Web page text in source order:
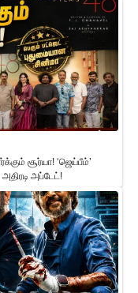
சூர்யா! ‘ஜெய்பீம்’
அப்டேட்!